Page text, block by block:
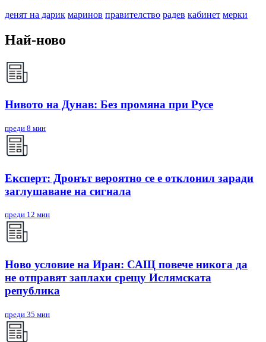
денят на дарик маринов правителство радев кабинет мерки
Най-ново
Нивото на Дунав: Без промяна при Русе
преди 8 мин
Експерт: Дронът вероятно се е отклонил заради
заглушаване на сигнала
преди 12 мин
Ново условие на Иран: САЩ повече никога да
не отправят заплахи срещу Ислямската
република
преди 35 мин